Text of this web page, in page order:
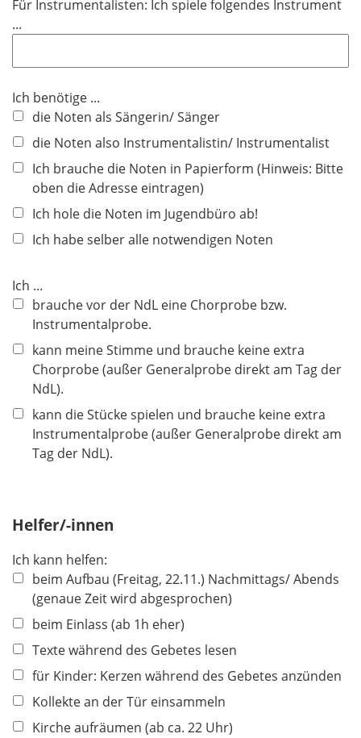
Für Instrumentalisten: Ich spiele folgendes Instrument
...
Ich benötige ...
die Noten als Sängerin/ Sänger
die Noten also Instrumentalistin/ Instrumentalist
Ich brauche die Noten in Papierform (Hinweis: Bitte
oben die Adresse eintragen)
Ich hole die Noten im Jugendbüro ab!
Ich habe selber alle notwendigen Noten
Ich ...
brauche vor der NdL eine Chorprobe bzw.
Instrumentalprobe.
kann meine Stimme und brauche keine extra
Chorprobe (außer Generalprobe direkt am Tag der
NdL).
kann die Stücke spielen und brauche keine extra
Instrumentalprobe (außer Generalprobe direkt am
Tag der NdL).
Helfer/-innen
Ich kann helfen:
beim Aufbau (Freitag, 22.11.) Nachmittags/ Abends
(genaue Zeit wird abgesprochen)
beim Einlass (ab 1h eher)
Texte während des Gebetes lesen
für Kinder: Kerzen während des Gebetes anzünden
Kollekte an der Tür einsammeln
Kirche aufräumen (ab ca. 22 Uhr)